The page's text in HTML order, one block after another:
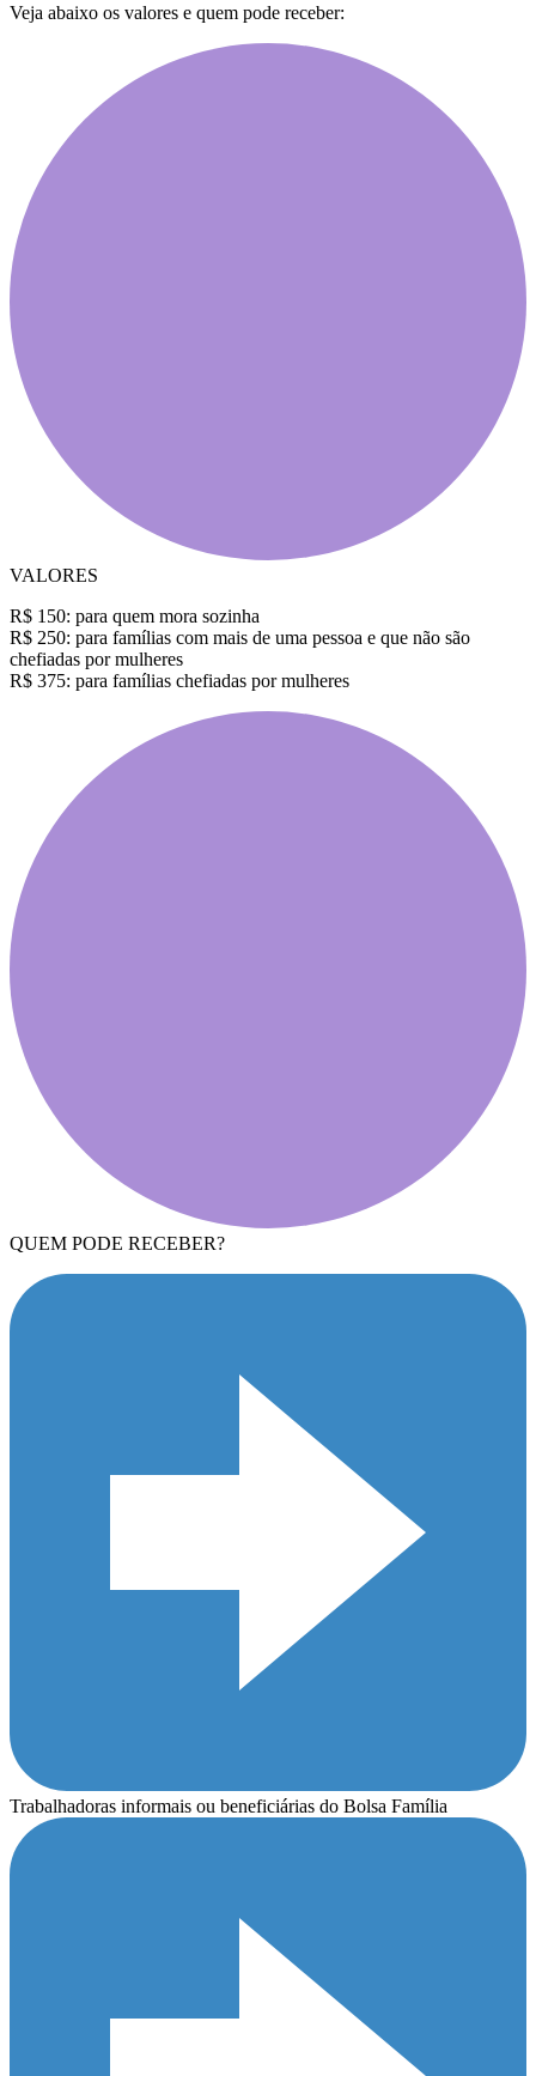
Veja abaixo os valores e quem pode receber:
VALORES
R$ 150: para quem mora sozinha
R$ 250: para famílias com mais de uma pessoa e que não são
chefiadas por mulheres
R$ 375: para famílias chefiadas por mulheres
QUEM PODE RECEBER?
Trabalhadoras informais ou beneficiárias do Bolsa Família